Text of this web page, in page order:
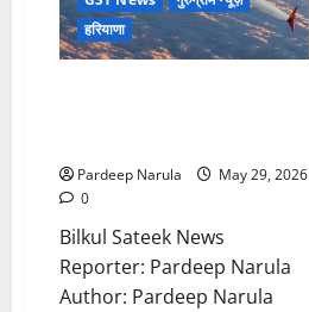
हरियाणा
Pardeep Narula
May 29, 2026
0
Bilkul Sateek News
Reporter: Pardeep Narula
Author: Pardeep Narula